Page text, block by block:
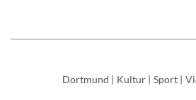
Dortmund | Kultur | Sport |